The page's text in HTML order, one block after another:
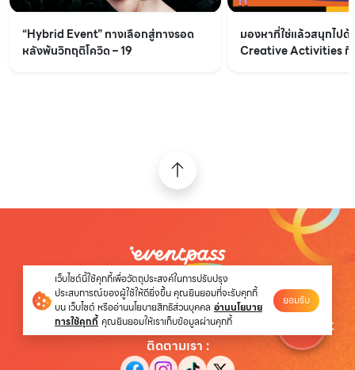
“Hybrid Event” ทางเลือกสู่ทางรอด
หลังพ้นวิกฤติโควิด – 19
มองหาที่ใช่แล้วสนุกไป
Creative Activities กิ
บริษัท อีเว้นท์ไทย จำกัด
47/313 อาคารไคตัค ชั้น 5 ถนนป๊อปปูล่า ต.บ้านใหม่
อ.ปากเกร็ด จ.นนทบุรี 11120
ติดตามเรา :
เว็บไซต์นี้ใช้คุกกี้เพื่อวัตถุประสงค์ในการปรับปรุง
ประสบการณ์ของผู้ใช้ให้ดียิ่งขึ้น คุณยินยอมที่จะรับคุกกี้
บน เว็บไซต์ หรืออ่านนโยบายสิทธิส่วนบุคคล อ่านนโยบาย
การใช้คุกกี้ คุณยินยอมให้เราเก็บข้อมูลผ่านคุกกี้
ยอมรับ